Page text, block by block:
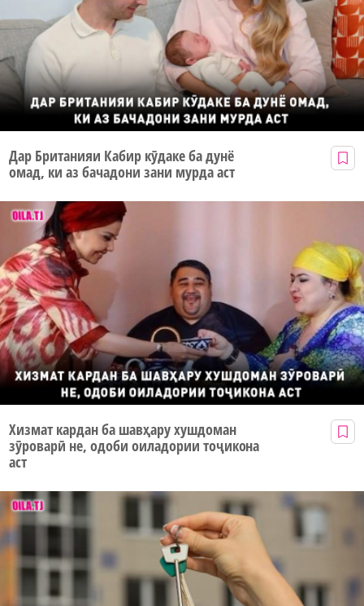
Дар Британияи Кабир кӯдаке ба дунё
омад, ки аз бачадони зани мурда аст
Хизмат кардан ба шавҳару хушдоман
зӯроварӣ не, одоби оиладории тоҷикона
аст